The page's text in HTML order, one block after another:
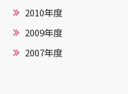
2010年度
2009年度
2007年度